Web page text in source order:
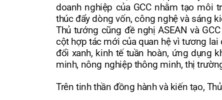
doanh nghiệp của GCC nhằm tạo môi
thúc đẩy dòng vốn, công nghệ và sáng
Thủ tướng cũng đề nghị ASEAN và
cột hợp tác mới của quan hệ vì tương lai
đổi xanh, kinh tế tuần hoàn, ứng dụng
minh, nông nghiệp thông minh, thị
Trên tinh thần đồng hành và kiến tạo,